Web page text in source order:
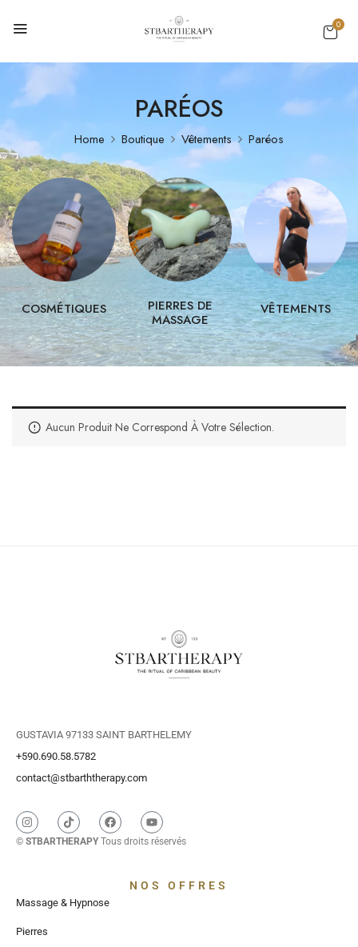
0
PARÉOS
Home Boutique Vêtements Paréos
COSMÉTIQUES
PIERRES DE
MASSAGE
VÊTEMENTS
Aucun Produit Ne Correspond À Votre Sélection.
GUSTAVIA 97133 SAINT BARTHELEMY
+590.690.58.5782
contact@stbarththerapy.com
© STBARTHERAPY Tous droits réservés
NOS OFFRES
Massage & Hypnose
Pierres